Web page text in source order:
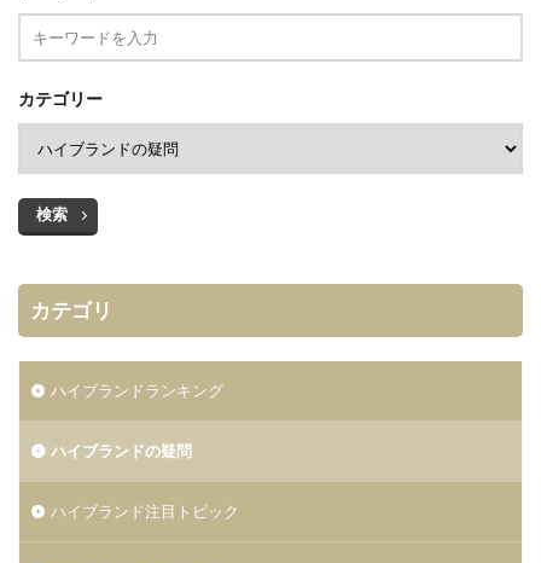
カテゴリー
検索
カテゴリ
ハイブランドランキング
ハイブランドの疑問
ハイブランド注目トピック